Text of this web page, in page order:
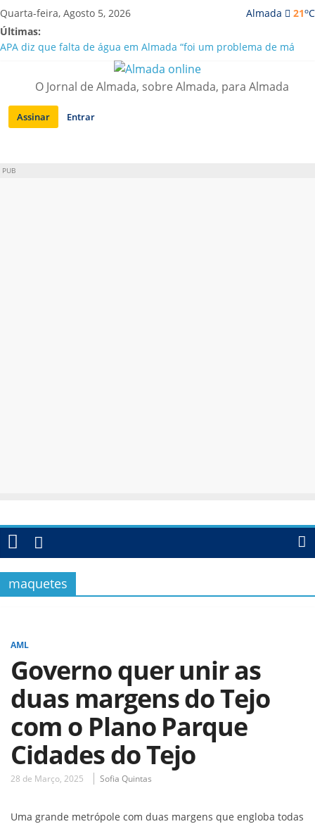
Saltar
para
conteúdo
Almada 21oC
Quarta-feira, Agosto 5, 2026
Últimas:
APA diz que falta de água em Almada “foi um problema de má
Laranjeiro | Cultura pop asiática invade a Casa Amarela
Ponte 25 de Abril celebra 60 anos com programa cultural entre
Lisboa e Almada
Situação de alerta em Almada renovada até final de Agosto
O Jornal de Almada, sobre Almada, para Almada
Assinar Entrar
PUB
maquetes
AML
Governo quer unir as
duas margens do Tejo
com o Plano Parque
Cidades do Tejo
28 de Março, 2025 Sofia Quintas
Uma grande metrópole com duas margens que engloba todas